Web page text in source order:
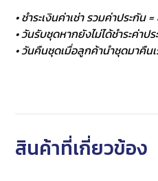
• ชำระเงินค่าเช่า รวมค่าประกั
• วันรับชุดหากยังไม่ได้ชำระค่า
• วันคืนชุดเมื่อลูกค้านำชุดมาคืน
สินค้าที่เกี่ยวข้อง